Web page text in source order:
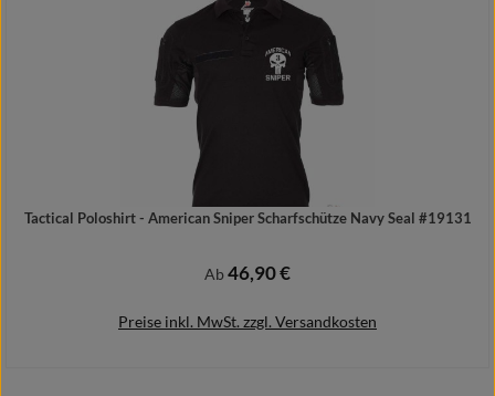
Tactical Poloshirt - American Sniper Scharfschütze Navy Seal #19131
Regulärer Preis:
Ab46,90 €
Preise inkl. MwSt. zzgl. Versandkosten